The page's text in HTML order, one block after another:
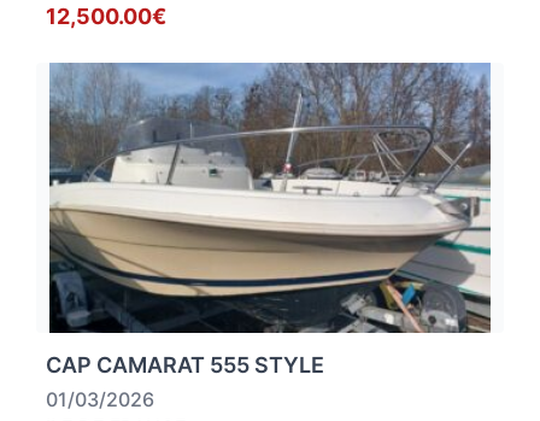
12,500.00€
CAP CAMARAT 555 STYLE
01/03/2026